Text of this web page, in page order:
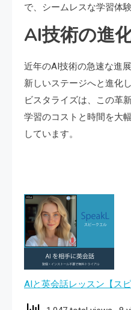
で、シームレスな学習体
AI技術の進
近年のAI技術の急速な進
新しいステージへと進化
ビスタライズは、この革
学習のコストと時間を大
しています。
AIと英会話レッスン【スピ